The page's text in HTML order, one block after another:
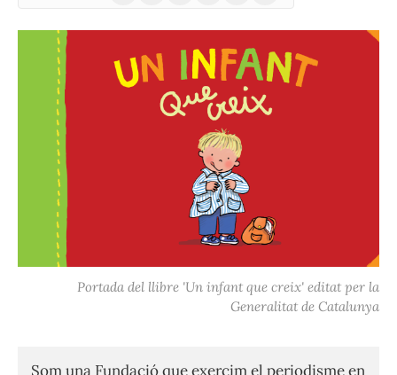
Portada del llibre 'Un infant que creix' editat per la
Generalitat de Catalunya
Som una Fundació que exercim el periodisme en